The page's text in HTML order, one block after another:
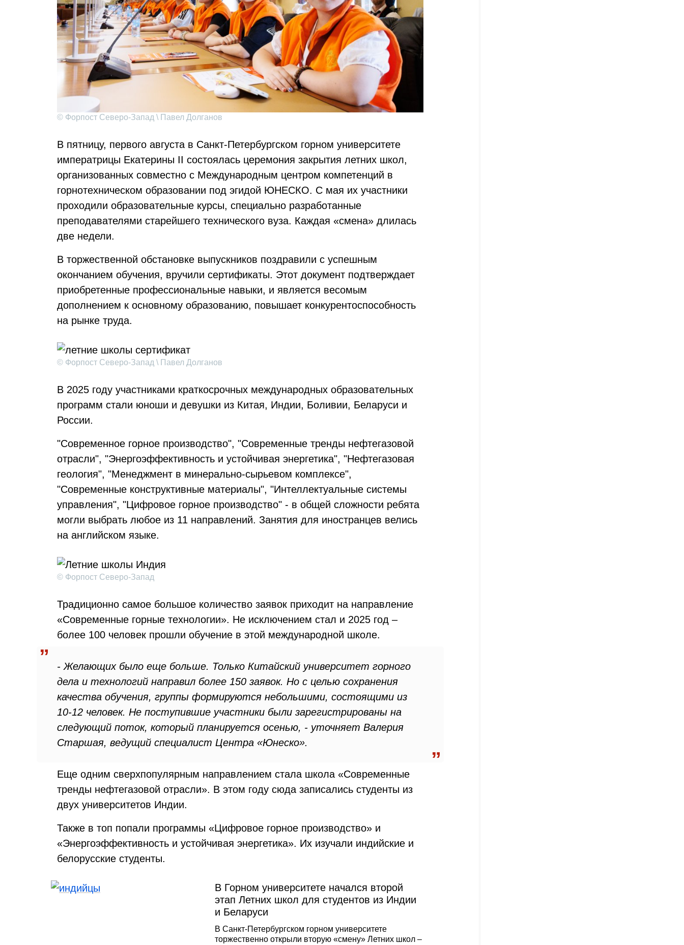
© Форпост Северо-Запад \ Павел Долганов
В пятницу, первого августа в Санкт-Петербургском горном университете
императрицы Екатерины II состоялась церемония закрытия летних школ,
организованных совместно с Международным центром компетенций в
горнотехническом образовании под эгидой ЮНЕСКО. С мая их участники
проходили образовательные курсы, специально разработанные
преподавателями старейшего технического вуза. Каждая «смена» длилась
две недели.
В торжественной обстановке выпускников поздравили с успешным
окончанием обучения, вручили сертификаты. Этот документ подтверждает
приобретенные профессиональные навыки, и является весомым
дополнением к основному образованию, повышает конкурентоспособность
на рынке труда.
© Форпост Северо-Запад \ Павел Долганов
В 2025 году участниками краткосрочных международных образовательных
программ стали юноши и девушки из Китая, Индии, Боливии, Беларуси и
России.
"Современное горное производство", "Современные тренды нефтегазовой
отрасли", "Энергоэффективность и устойчивая энергетика", "Нефтегазовая
геология", "Менеджмент в минерально-сырьевом комплексе",
"Современные конструктивные материалы", "Интеллектуальные системы
управления", "Цифровое горное производство" - в общей сложности ребята
могли выбрать любое из 11 направлений. Занятия для иностранцев велись
на английском языке.
© Форпост Северо-Запад
Традиционно самое большое количество заявок приходит на направление
«Современные горные технологии». Не исключением стал и 2025 год –
более 100 человек прошли обучение в этой международной школе.
- Желающих было еще больше. Только Китайский университет горного
дела и технологий направил более 150 заявок. Но с целью сохранения
качества обучения, группы формируются небольшими, состоящими из
10-12 человек. Не поступившие участники были зарегистрированы на
следующий поток, который планируется осенью, - уточняет Валерия
Старшая, ведущий специалист Центра «Юнеско».
Еще одним сверхпопулярным направлением стала школа «Современные
тренды нефтегазовой отрасли». В этом году сюда записались студенты из
двух университетов Индии.
Также в топ попали программы «Цифровое горное производство» и
«Энергоэффективность и устойчивая энергетика». Их изучали индийские и
белорусские студенты.
В Горном университете начался второй
этап Летних школ для студентов из Индии
и Беларуси
В Санкт-Петербургском горном университете
торжественно открыли вторую «смену» Летних школ –